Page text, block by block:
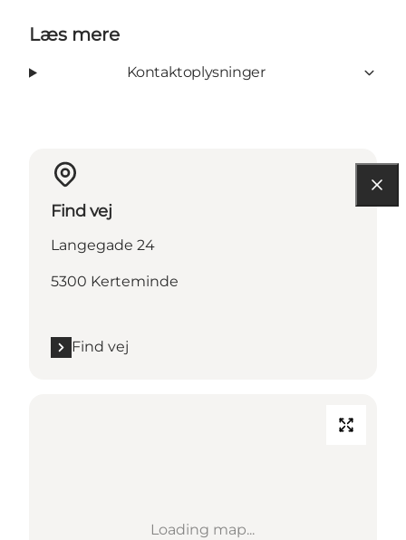
Læs mere
Kontaktoplysninger
Find vej
Langegade 24
5300 Kerteminde
Find vej
Loading map...